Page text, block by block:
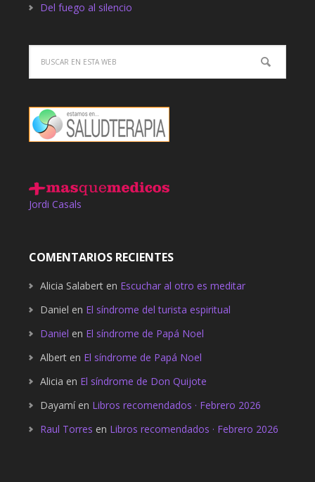
Del fuego al silencio
Jordi Casals
COMENTARIOS RECIENTES
Alicia Salaberten Escuchar al otro es meditar
Daniel en El síndrome del turista espiritual
Daniel en El síndrome de Papá Noel
Alberten El síndrome de Papá Noel
Alicia en El síndrome de Don Quijote
Dayamíen Libros recomendados · Febrero 2026
Raul Torres en Libros recomendados · Febrero 2026